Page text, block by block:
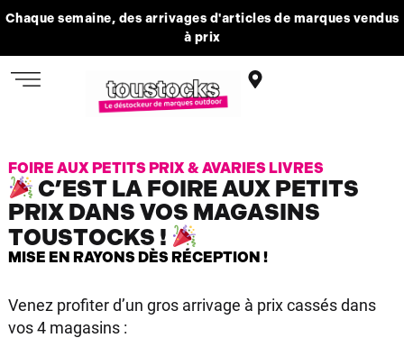
Chaque semaine, des arrivages d'articles de marques vendus
à prix
FOIRE AUX PETITS PRIX & AVARIES LIVRES
C’EST LA FOIRE AUX PETITS
PRIX DANS VOS MAGASINS
TOUSTOCKS !
MISE EN RAYONS DÈS RÉCEPTION !
Venez profiter d’un gros arrivage à prix cassés dans
vos 4 magasins :